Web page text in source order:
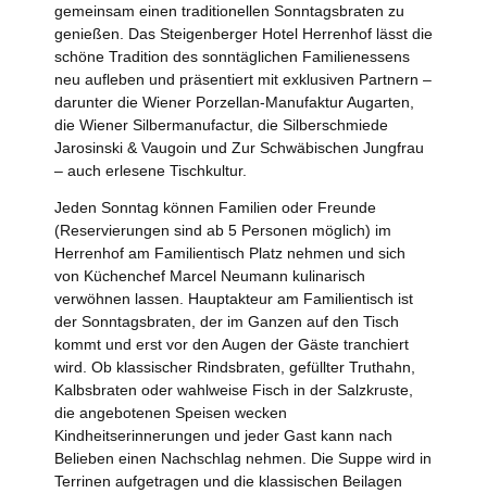
gemeinsam einen traditionellen Sonntagsbraten zu
genießen. Das Steigenberger Hotel Herrenhof lässt die
schöne Tradition des sonntäglichen Familienessens
neu aufleben und präsentiert mit exklusiven Partnern –
darunter die Wiener Porzellan-Manufaktur Augarten,
die Wiener Silbermanufactur, die Silberschmiede
Jarosinski & Vaugoin und Zur Schwäbischen Jungfrau
– auch erlesene Tischkultur.
Jeden Sonntag können Familien oder Freunde
(Reservierungen sind ab 5 Personen möglich) im
Herrenhof am Familientisch Platz nehmen und sich
von Küchenchef Marcel Neumann kulinarisch
verwöhnen lassen. Hauptakteur am Familientisch ist
der Sonntagsbraten, der im Ganzen auf den Tisch
kommt und erst vor den Augen der Gäste tranchiert
wird. Ob klassischer Rindsbraten, gefüllter Truthahn,
Kalbsbraten oder wahlweise Fisch in der Salzkruste,
die angebotenen Speisen wecken
Kindheitserinnerungen und jeder Gast kann nach
Belieben einen Nachschlag nehmen. Die Suppe wird in
Terrinen aufgetragen und die klassischen Beilagen